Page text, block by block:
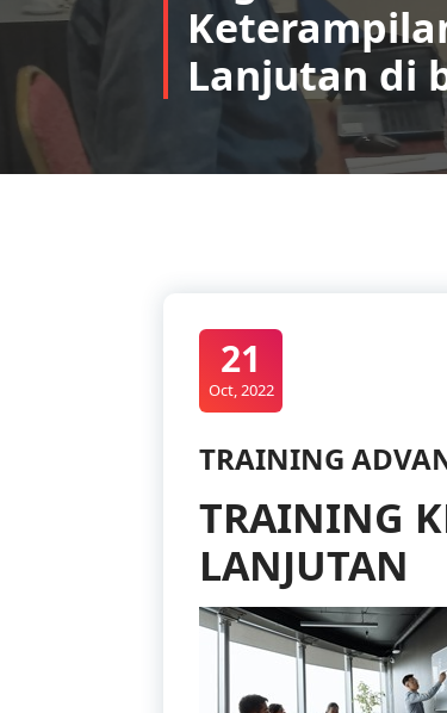
Lanjutan di
21
Oct, 2022
TRAINING
TRAINING
LANJUTAN